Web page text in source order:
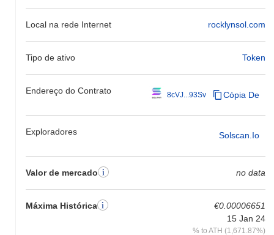
Local na rede Internet rocklynsol.com
Tipo de ativo Token
Endereço do Contrato 8cVJ...93Sv Cópia De
Exploradores Solscan.io
Valor de mercado no data
Máxima Histórica
€0.00006651
15 Jan 24
% to ATH (1,671.87%)